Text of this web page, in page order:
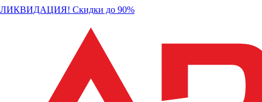
ЛИКВИДАЦИЯ! Скидки до 90%